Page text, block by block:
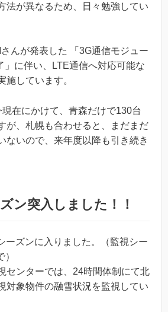
法が異なるため、日々勉強してい
んが発表した 「3G通信モジュー
」に伴い、LTE通信へ対応可能な
施しています。
在にかけて、青森だけで130台
が、札幌も合わせると、まだまだ
ないので、来年度以降も引き続き
ン突入しました！！
ーズンに入りました。（監視シー
センターでは、24時間体制にて北
対象物件の融雪状況を監視してい